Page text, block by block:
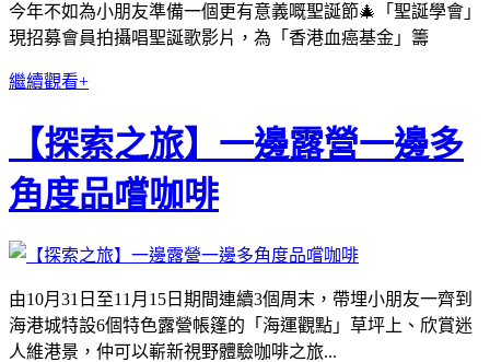
今年不如為小朋友準備一個更有意義嘅聖誕節🎄「聖誕學會」
現招募會員拍攝唱聖誕歌影片，為「香港血癌基金」籌
繼續觀看+
【探索之旅】一邊露營一邊多
角度品嚐咖啡
由10月31日至11月15日期間連續3個周末，帶埋小朋友一齊到
海港城特設6個特色露營帳篷的「海運觀點」草坪上、欣賞迷
人維港景，仲可以嶄新視野體驗咖啡之旅...